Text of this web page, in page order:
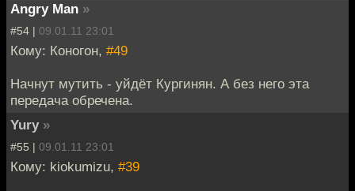
Angry Man »
#54 | 09.01.11 23:01
Кому: Коногон, #49
Начнут мутить - уйдёт Кургинян. А без него эта
передача обречена.
Yury »
#55 | 09.01.11 23:01
Кому: kiokumizu, #39